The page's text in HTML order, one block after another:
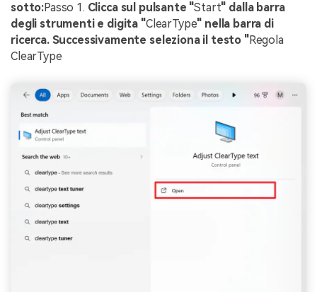
sotto:Passo 1. Clicca sul pulsante "Start" dalla barra
degli strumenti e digita "ClearType" nella barra di
ricerca. Successivamente seleziona il testo "Regola
ClearType